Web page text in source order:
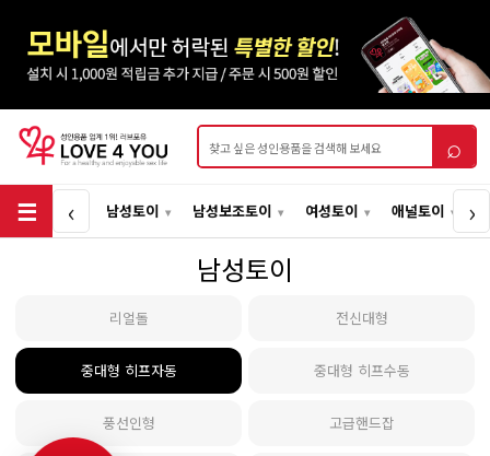
상품검색 ⌕
‹ 남성토이 남성보조토이 여성토이 애널토이 ›
남성토이
리얼돌 전신대형
중대형 히프자동 중대형 히프수동
풍선인형 고급핸드잡